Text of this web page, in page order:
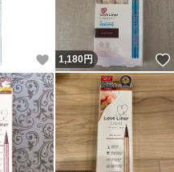
いいね！
1,180円